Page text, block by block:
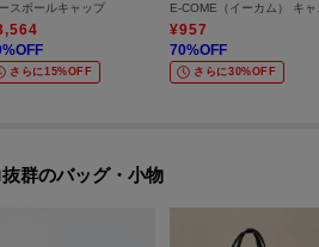
スボールキャップ
%OFF
さらに15%OFF
¥957
70%OFF
さらに30%OFF
群のバッグ・小物